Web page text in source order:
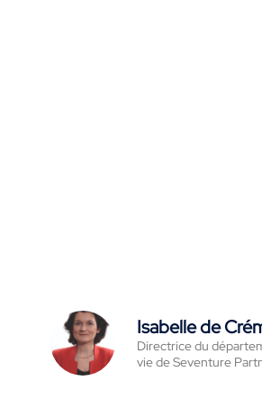
Isabelle de
Directrice du
vie de Seventure